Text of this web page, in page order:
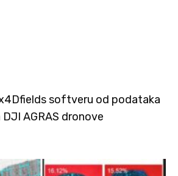
softveru od podataka
AGRAS dronove